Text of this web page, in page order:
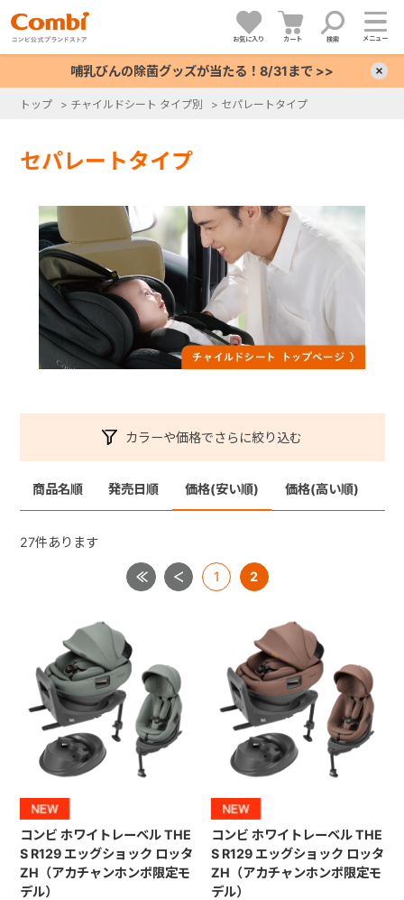
お気に入り カート 検索 メニュー
哺乳びんの除菌グッズが当たる！8/31まで >>
セパレートタイプ
カラーや価格でさらに絞り込む
商品名順 発売日順 価格(安い順) 価格(高い順)
27件あります
1 2
コンビ ホワイトレーベル THE
S R129 エッグショック ロッタ
ZH（アカチャンホンポ限定モ
デル）
コンビ ホワイトレーベル THE
S R129 エッグショック ロッタ
ZH（アカチャンホンポ限定モ
デル）
トップ > チャイルドシート タイプ別 > セパレートタイプ